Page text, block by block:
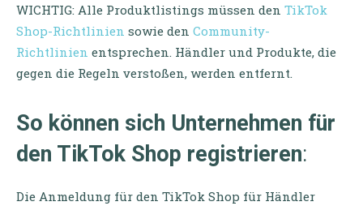
WICHTIG: Alle Produktlistings müssen den TikTok
Shop-Richtlinien sowie den Community-
Richtlinien entsprechen. Händler und Produkte, die
gegen die Regeln verstoßen, werden entfernt.
So können sich Unternehmen für
den TikTok Shop registrieren:
Die Anmeldung für den TikTok Shop für Händler